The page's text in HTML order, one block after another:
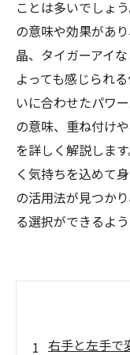
ことは多いでしょ
の意味や効果があ
晶、タイガーアイ
よっても感じられ
いに合わせたパワ
の意味、重ね付け
を詳しく解説しま
く気持ちを込めて
の活用法が見つか
る選択ができるよう
右手と左手で